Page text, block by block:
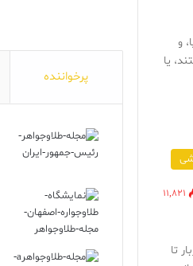
و
یا
11,821
تا
پرخواننده